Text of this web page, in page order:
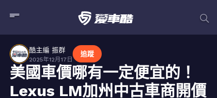
酷主編 振群
2025年12月17日
追蹤
美國車價哪有一定便宜的！
Lexus LM加州中古車商開價